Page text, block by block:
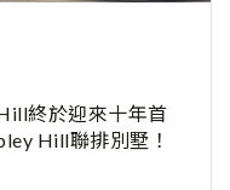
終於迎來十年首
Hill聯排別墅！